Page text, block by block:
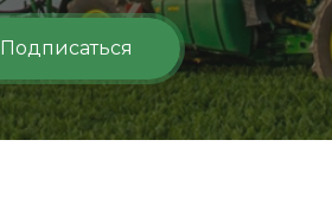
Подписаться